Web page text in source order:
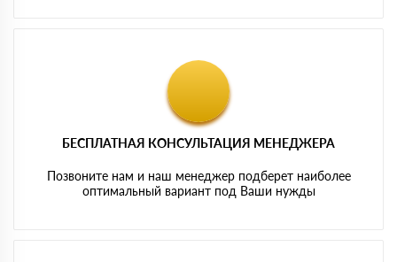
БЕСПЛАТНАЯ КОНСУЛЬТАЦИЯ МЕНЕДЖЕРА
Позвоните нам и наш менеджер подберет наиболее
оптимальный вариант под Ваши нужды